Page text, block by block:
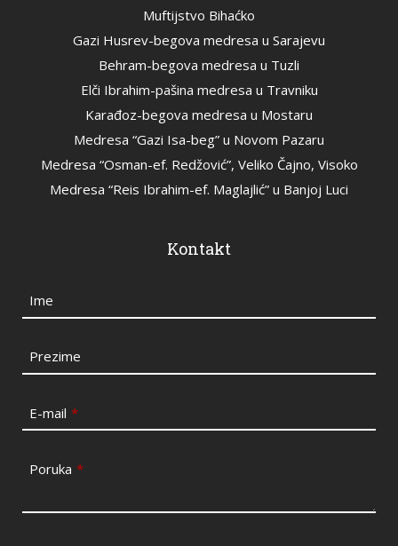
Muftijstvo Bihaćko
Gazi Husrev-begova medresa u Sarajevu
Behram-begova medresa u Tuzli
Elči Ibrahim-pašina medresa u Travniku
Karađoz-begova medresa u Mostaru
Medresa “Gazi Isa-beg” u Novom Pazaru
Medresa “Osman-ef. Redžović”, Veliko Čajno, Visoko
Medresa “Reis Ibrahim-ef. Maglajlić” u Banjoj Luci
Kontakt
Ime
Prezime
E-mail *
Poruka *